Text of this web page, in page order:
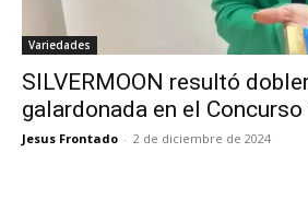
Variedades
SILVERMOON resultó
galardonada en el Concurso
Jesus Frontado - 2 de diciembre de 2024